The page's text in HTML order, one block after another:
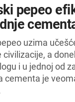
pepeo
uzima
civilizacije, a
i u jednoj od
cementa je